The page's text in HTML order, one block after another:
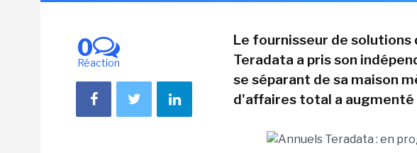
0
Réaction
Le fournisseur de
Teradata a pris son
se séparant de sa maison
d'affaires total a augmenté